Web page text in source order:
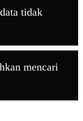
tidak
mencari